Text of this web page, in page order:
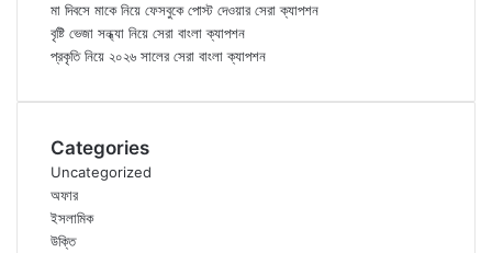
মা দিবসে মাকে নিয়ে ফেসবুকে পোস্ট দেওয়ার সেরা ক্যাপশন
বৃষ্টি ভেজা সন্ধ্যা নিয়ে সেরা বাংলা ক্যাপশন
প্রকৃতি নিয়ে ২০২৬ সালের সেরা বাংলা ক্যাপশন
Categories
Uncategorized
অফার
ইসলামিক
উক্তি